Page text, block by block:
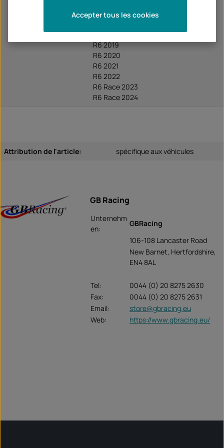
R6 2016
R6 2018
R6 2019
R6 2020
R6 2021
R6 2022
R6 Race 2023
R6 Race 2024
Attribution de l'article: spécifique aux véhicules
GB Racing
Unternehm
en:
GBRacing
106-108 Lancaster Road
New Barnet, Hertfordshire,
EN4 8AL
Tel:
0044 (0) 20 8275 2630
Fax:
0044 (0) 20 8275 2631
Email:
store@gbracing.eu
Web:
https://www.gbracing.eu/
Accepter tous les cookies